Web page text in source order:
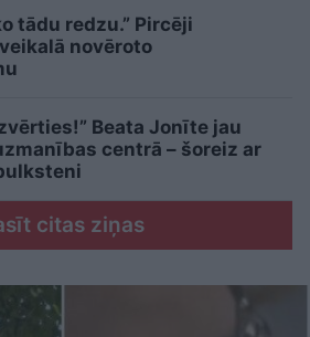
tādu redzu.” Pircēji
novēroto
Beata Jonīte jau
centrā – šoreiz ar
citas ziņas